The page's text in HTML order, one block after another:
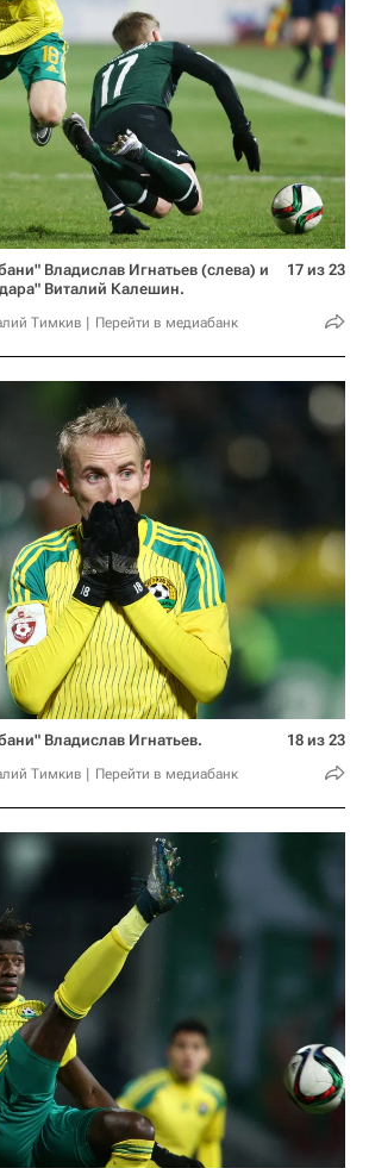
Владислав Игнатьев (слева) и
Виталий Калешин.
Тимкив Перейти в медиабанк
17 из 23
Владислав Игнатьев.
Тимкив Перейти в медиабанк
18 из 23